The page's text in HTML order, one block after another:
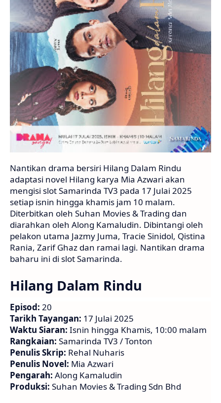
Nantikan drama bersiri Hilang Dalam Rindu
adaptasi novel Hilang karya Mia Azwari akan
mengisi slot Samarinda TV3 pada 17 Julai 2025
setiap isnin hingga khamis jam 10 malam.
Diterbitkan oleh Suhan Movies & Trading dan
diarahkan oleh Along Kamaludin. Dibintangi oleh
pelakon utama Jazmy Juma, Tracie Sinidol, Qistina
Rania, Zarif Ghaz dan ramai lagi. Nantikan drama
baharu ini di slot Samarinda.
Hilang Dalam Rindu
Episod: 20
Tarikh Tayangan: 17 Julai 2025
Waktu Siaran: Isnin hingga Khamis, 10:00 malam
Rangkaian: Samarinda TV3 / Tonton
Penulis Skrip: Rehal Nuharis
Penulis Novel: Mia Azwari
Pengarah: Along Kamaludin
Produksi: Suhan Movies & Trading Sdn Bhd